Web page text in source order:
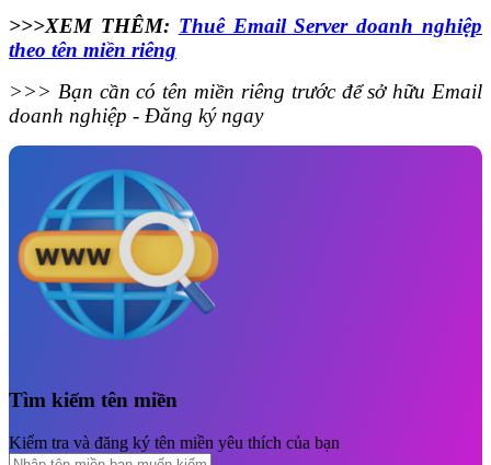
>>>XEM THÊM: Thuê Email Server doanh nghiệp
theo tên miền riêng
>>> Bạn cần có tên miền riêng trước để sở hữu Email
doanh nghiệp - Đăng ký ngay
Tìm kiếm tên miền
Kiểm tra và đăng ký tên miền yêu thích của bạn